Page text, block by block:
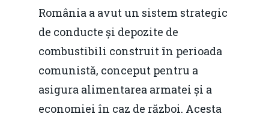
România a avut un sistem strategic
de conducte și depozite de
combustibili construit în perioada
comunistă, conceput pentru a
asigura alimentarea armatei și a
economiei în caz de război. Acesta